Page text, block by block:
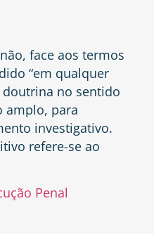
face aos termos
“em qualquer
doutrina no sentido
amplo, para
investigativo.
refere-se ao
Penal